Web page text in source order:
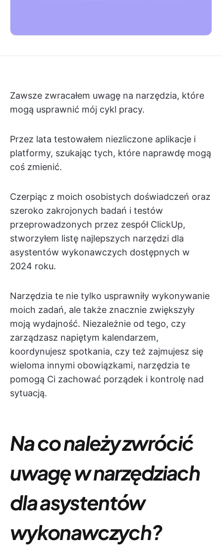
Zawsze zwracałem uwagę na narzędzia, które
mogą usprawnić mój cykl pracy.
Przez lata testowałem niezliczone aplikacje i
platformy, szukając tych, które naprawdę mogą
coś zmienić.
Czerpiąc z moich osobistych doświadczeń oraz
szeroko zakrojonych badań i testów
przeprowadzonych przez zespół ClickUp,
stworzyłem listę najlepszych narzędzi dla
asystentów wykonawczych dostępnych w
2024 roku.
Narzędzia te nie tylko usprawniły wykonywanie
moich zadań, ale także znacznie zwiększyły
moją wydajność. Niezależnie od tego, czy
zarządzasz napiętym kalendarzem,
koordynujesz spotkania, czy też zajmujesz się
wieloma innymi obowiązkami, narzędzia te
pomogą Ci zachować porządek i kontrolę nad
sytuacją.
Na co należy zwrócić
uwagę w narzędziach
dla asystentów
wykonawczych?